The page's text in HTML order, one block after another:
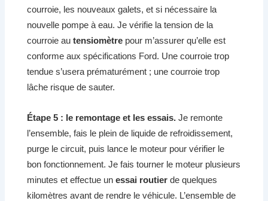
courroie, les nouveaux galets, et si nécessaire la
nouvelle pompe à eau. Je vérifie la tension de la
courroie autensiomètre pour m’assurer qu’elle est
conforme aux spécifications Ford. Une courroie trop
tendue s’usera prématurément ; une courroie trop
lâche risque de sauter.
Étape 5 : le remontage et les essais. Je remonte
l’ensemble, fais le plein de liquide de refroidissement,
purge le circuit, puis lance le moteur pour vérifier le
bon fonctionnement. Je fais tourner le moteur plusieurs
minutes et effectue unessai routier de quelques
kilomètres avant de rendre le véhicule. L’ensemble de